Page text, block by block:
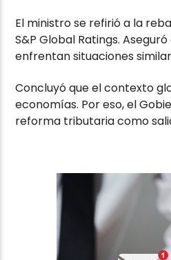
El ministro se refirió a la
S&P Global Ratings.
enfrentan situaciones
Concluyó que el contexto
economías. Por eso, el
reforma tributaria como